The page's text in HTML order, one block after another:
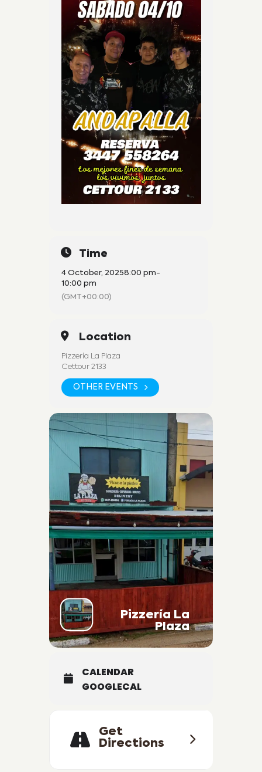
Time
4 October, 20258:00 pm-
10:00 pm
(GMT+00:00)
Location
Pizzería La Plaza
Cettour 2133
OTHER EVENTS
Pizzería La
Plaza
CALENDAR
GOOGLECAL
Get
Directions